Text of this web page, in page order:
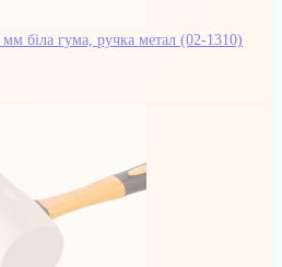
біла гума, ручка метал (02-1310)